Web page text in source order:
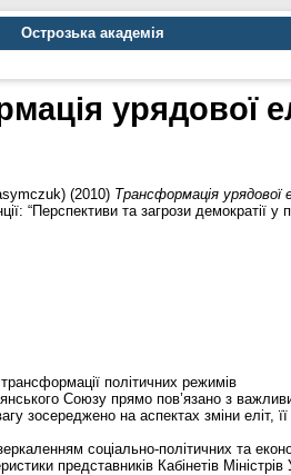
Острозька академія
урядової
(2010) Трансформація урядової
“Перспективи та загрози демократії
політичних режимів
Союзу прямо пов’язано з
зосереджено на аспектах зміни еліт,
соціально-політичних та
представників Кабінетів